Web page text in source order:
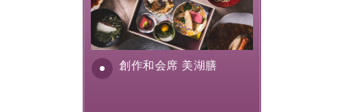
創作和会席 美湖膳
美湖膳とは諏訪の地で特別を
提供する為に料理長・神原 裕
明が考え出した創作和会席で
す。美しい諏訪湖の幸...